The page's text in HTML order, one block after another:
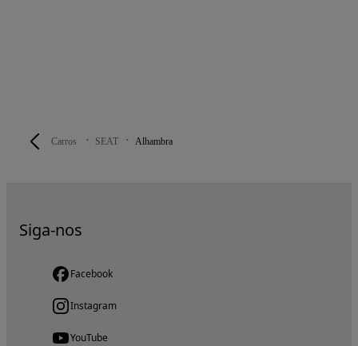
Carros SEAT Alhambra
Siga-nos
Facebook
Instagram
YouTube